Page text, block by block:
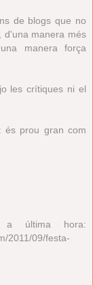
de blogs que no
d'una manera més
manera força
les crítiques ni el
és prou gran com
última hora:
2011/09/festa-